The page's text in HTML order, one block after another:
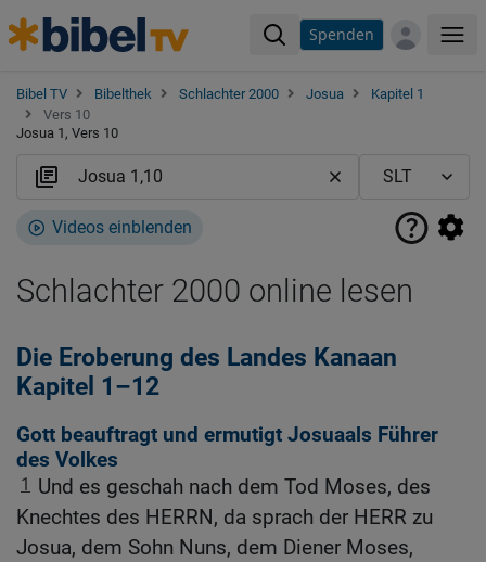
Spenden
Bibel TV Bibelthek Schlachter 2000 Josua
Kapitel 1
Vers 10
Josua 1, Vers 10
Videos einblenden
Schlachter 2000 online lesen
Die Eroberung des Landes Kanaan
Kapitel 1–12
Gott beauftragt und ermutigt Josuaals Führer
des Volkes
1
Und es geschah nach dem Tod Moses, des
Knechtes des HERRN, da sprach der HERR zu
Josua, dem Sohn Nuns, dem Diener Moses,